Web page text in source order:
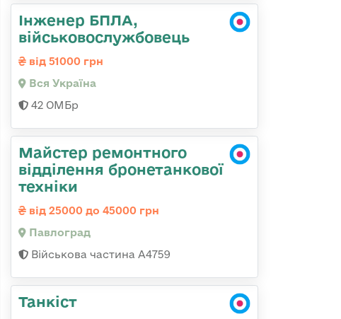
Інженер БПЛА,
військовослужбовець
від 51000 грн
Вся Україна
42 ОМБр
Майстер ремонтного
відділення бронетанкової
техніки
від 25000 до 45000 грн
Павлоград
Військова частина А4759
Танкіст